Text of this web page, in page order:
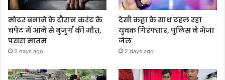
मोटर बनाने के दौरान करंट के
चपेट में आने से बुजुर्ग की मौत,
पसरा मातम
2 days ago
देसी कट्टा के साथ टहल रहा
युवक गिरफ्तार, पुलिस ने भेजा
जेल
2 days ago